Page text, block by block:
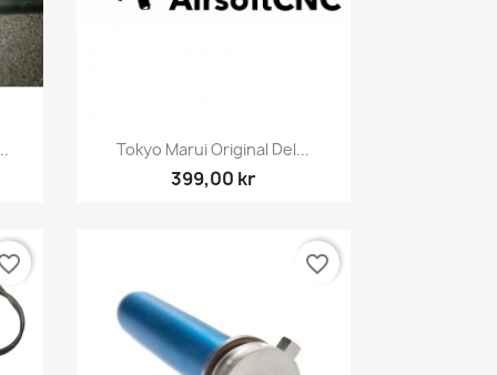
Snabbvy
Tokyo Marui Original Del...
399,00 kr
favorite_border